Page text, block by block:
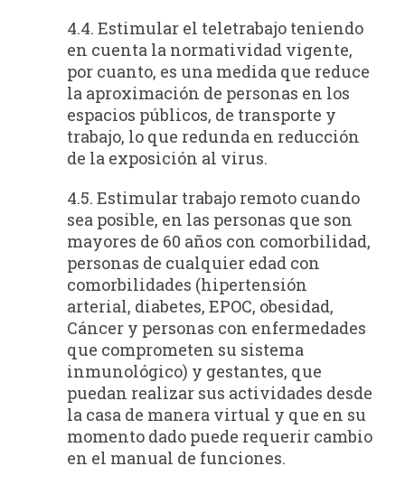
4.4. Estimular el teletrabajo teniendo
en cuenta la normatividad vigente,
por cuanto, es una medida que reduce
la aproximación de personas en los
espacios públicos, de transporte y
trabajo, lo que redunda en reducción
de la exposición al virus.
4.5. Estimular trabajo remoto cuando
sea posible, en las personas que son
mayores de 60 años con comorbilidad,
personas de cualquier edad con
comorbilidades (hipertensión
arterial, diabetes, EPOC, obesidad,
Cáncer y personas con enfermedades
que comprometen su sistema
inmunológico) y gestantes, que
puedan realizar sus actividades desde
la casa de manera virtual y que en su
momento dado puede requerir cambio
en el manual de funciones.